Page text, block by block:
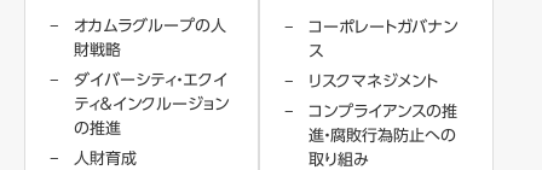
オカムラグループの人
財戦略
ダイバーシティ・エクイ
ティ＆インクルージョン
の推進
人財育成
コーポレートガバナン
ス
リスクマネジメント
コンプライアンスの推
進・腐敗行為防止への
取り組み